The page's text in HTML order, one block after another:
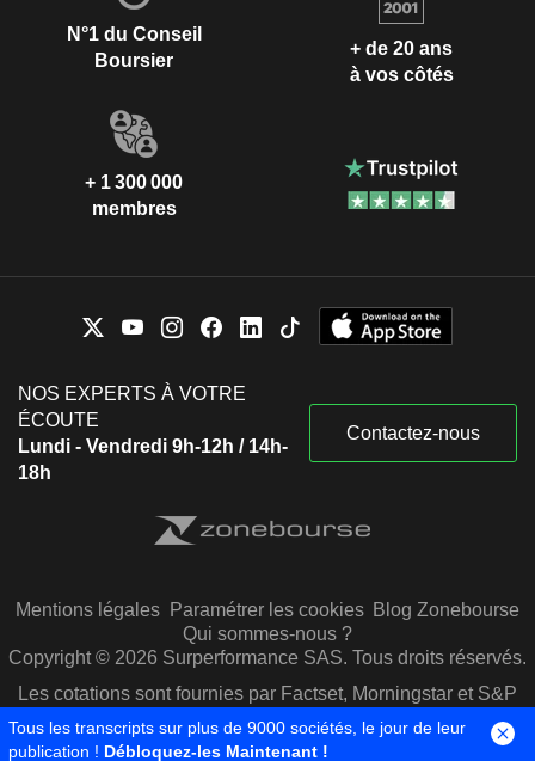
N°1 du Conseil
Boursier
+ de 20 ans
à vos côtés
+ 1 300 000
membres
NOS EXPERTS À VOTRE
ÉCOUTE
Lundi - Vendredi 9h-12h / 14h-
18h
Contactez-nous
Mentions légales Paramétrer les cookies Blog Zonebourse
Qui sommes-nous ?
Copyright © 2026 Surperformance SAS. Tous droits réservés.
Les cotations sont fournies par Factset, Morningstar et S&P
Capital IQ
Tous les transcripts sur plus de 9000 sociétés, le jour de leur
publication ! Débloquez-les Maintenant !